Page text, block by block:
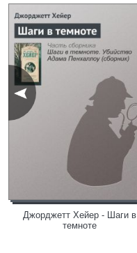
Джорджетт Хейер - Шаги в
темноте